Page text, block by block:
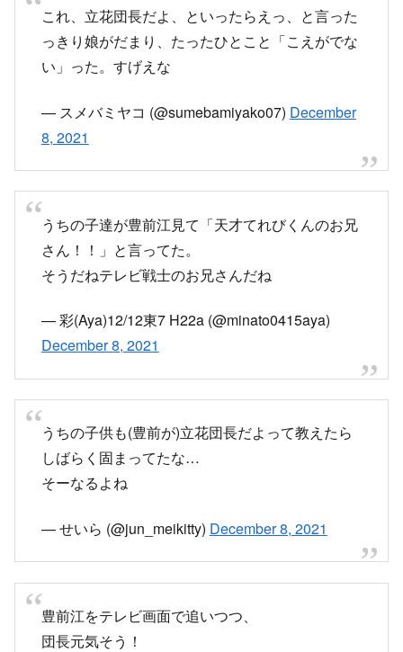
これ、立花団長だよ、といったらえっ、と言った
っきり娘がだまり、たったひとこと「こえがでな
い」った。すげえな
— スメバミヤコ (@sumebamiyako07) December
8, 2021
うちの子達が豊前江見て「天才てれびくんのお兄
さん！！」と言ってた。
そうだねテレビ戦士のお兄さんだね
— 彩(Aya)12/12東7 H22a (@minato0415aya)
December 8, 2021
うちの子供も(豊前が)立花団長だよって教えたら
しばらく固まってたな…
そーなるよね
— せいら (@jun_meikitty) December 8, 2021
豊前江をテレビ画面で追いつつ、
団長元気そう！